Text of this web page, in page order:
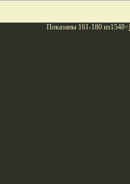
Показаны 161-180 из1548<